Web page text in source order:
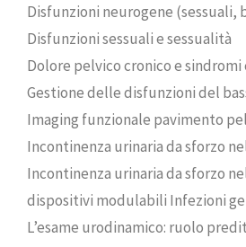
Disfunzioni neurogene
Disfunzioni sessuali e sessualità
Dolore pelvico cronico e
Gestione delle disfunzioni del
Imaging funzionale pavimento
Incontinenza urinaria da sforzo
Incontinenza urinaria da sforzo
dispositivi modulabili Infezioni
L’esame urodinamico: ruolo